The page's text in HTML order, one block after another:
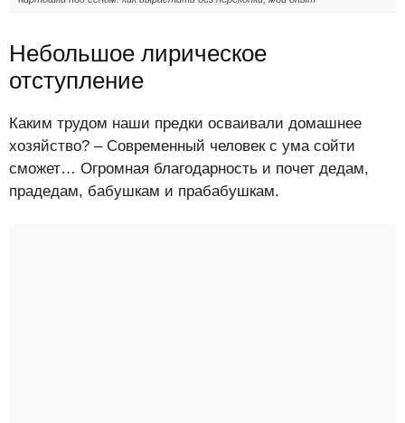
Небольшое лирическое
отступление
Каким трудом наши предки осваивали домашнее
хозяйство? – Современный человек с ума сойти
сможет… Огромная благодарность и почет дедам,
прадедам, бабушкам и прабабушкам.